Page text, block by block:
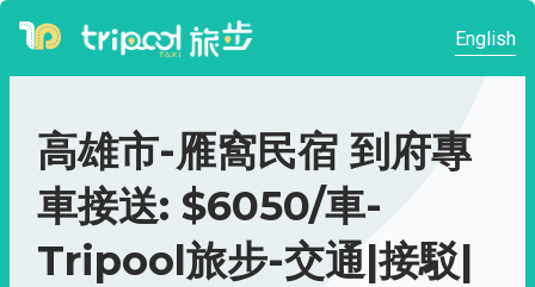
English
高雄市-雁窩民宿 到府專
車接送: $6050/車-
Tripool旅步-交通|接駁|